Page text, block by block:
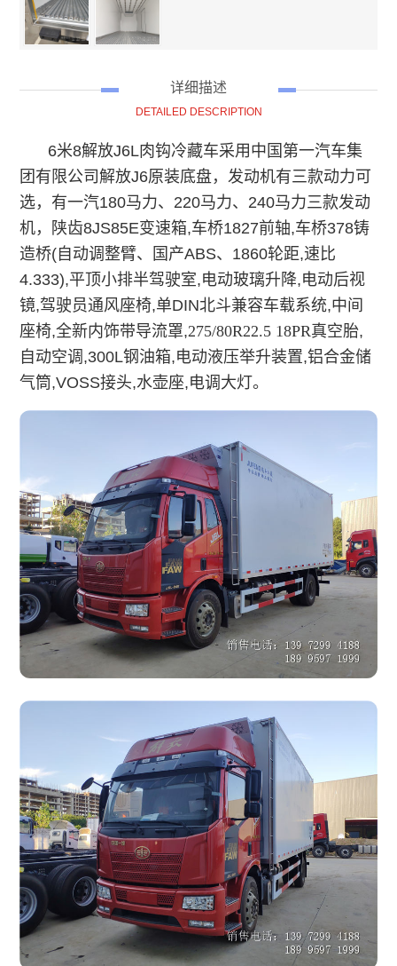
详细描述
DETAILED DESCRIPTION
6米8解放J6L肉钩冷藏车采用 中国第一汽车集
团有限公司解放J6原装底盘，发动机有三款动力可
选，有一汽180马力、220马力、240马力三款发动
机，陕齿8JS85E变速箱,车桥1827前轴,车桥378铸
造桥(自动调整臂、国产ABS、1860轮距,速比
4.333),平顶小排半驾驶室,电动玻璃升降,电动后视
镜,驾驶员通风座椅,单DIN北斗兼容车载系统,中间
座椅,全新内饰带导流罩,275/80R22.5 18PR真空胎,
自动空调,300L钢油箱,电动液压举升装置,铝合金储
气筒,VOSS接头,水壶座,电调大灯。